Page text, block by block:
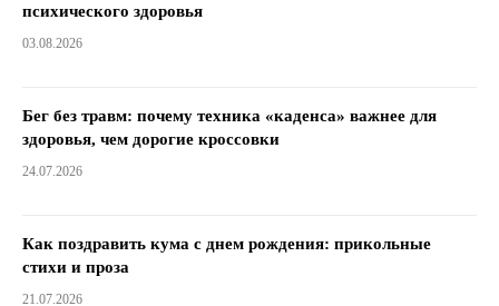
психического здоровья
03.08.2026
Бег без травм: почему техника «каденса» важнее для
здоровья, чем дорогие кроссовки
24.07.2026
Как поздравить кума с днем ​​рождения: прикольные
стихи и проза
21.07.2026